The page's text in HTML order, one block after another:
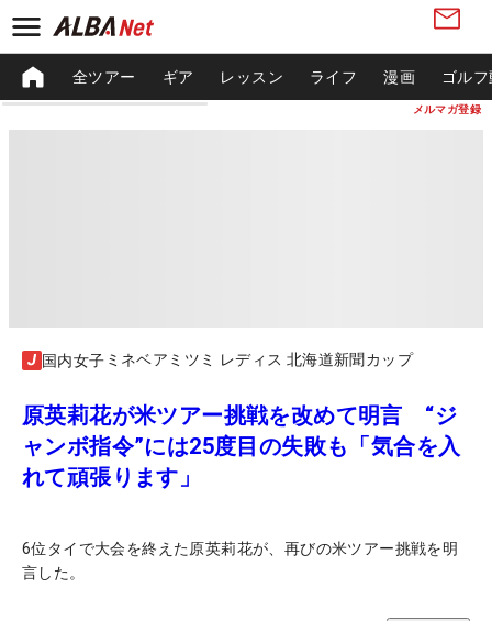
メルマガ登録
全ツアー ギア レッスン ライフ 漫画 ゴル
国内女子 ミネベアミツミ レディス 北海道新聞カップ
原英莉花が米ツアー挑戦を改めて明言 “ジ
ャンボ指令”には25度目の失敗も「気合を入
れて頑張ります」
6位タイで大会を終えた原英莉花が、再びの米ツアー挑戦を明
言した。